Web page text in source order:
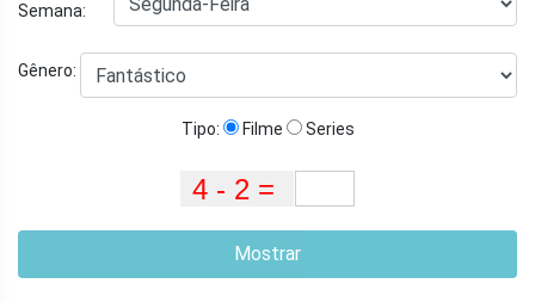
Semana:
Gênero:
Tipo: Filme Series
Mostrar